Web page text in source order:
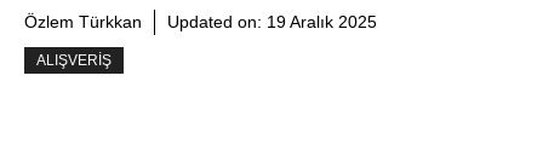
Özlem Türkkan Updated on: 19 Aralık 2025
ALIŞVERIŞ